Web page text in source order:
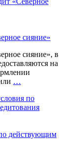
сияние»
сияние», в
на
…
действующим